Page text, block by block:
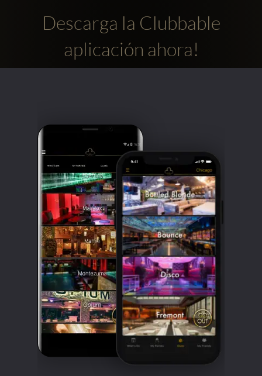
Descarga la Clubbable
aplicación ahora!